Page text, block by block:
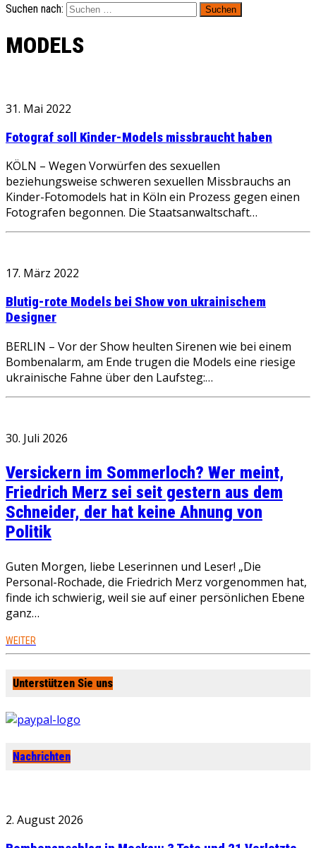
Suchen nach:
MODELS
31. Mai 2022
Fotograf soll Kinder-Models missbraucht haben
KÖLN – Wegen Vorwürfen des sexuellen
beziehungsweise schweren sexuellen Missbrauchs an
Kinder-Fotomodels hat in Köln ein Prozess gegen einen
Fotografen begonnen. Die Staatsanwaltschaft…
17. März 2022
Blutig-rote Models bei Show von ukrainischem
Designer
BERLIN – Vor der Show heulten Sirenen wie bei einem
Bombenalarm, am Ende trugen die Models eine riesige
ukrainische Fahne über den Laufsteg:…
30. Juli 2026
Versickern im Sommerloch? Wer meint,
Friedrich Merz sei seit gestern aus dem
Schneider, der hat keine Ahnung von
Politik
Guten Morgen, liebe Leserinnen und Leser! „Die
Personal-Rochade, die Friedrich Merz vorgenommen hat,
finde ich schwierig, weil sie auf einer persönlichen Ebene
ganz…
WEITER
Unterstützen Sie uns
Nachrichten
2. August 2026